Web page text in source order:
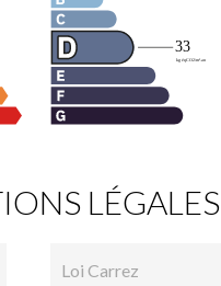
LÉGALES
Loi Carrez